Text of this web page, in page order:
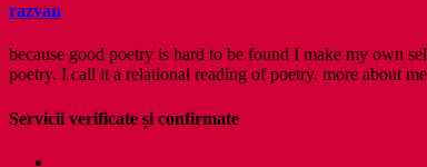
razvan
because good poetry is hard to be found I make my own
poetry. I call it a relational reading of poetry. more about
Servicii verificate și confirmate